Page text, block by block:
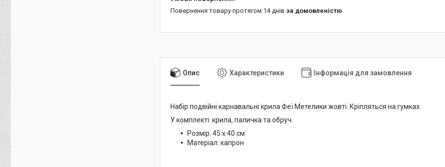
повернення товару протягом 14 днів за домовленістю
Опис Характеристики Інформація для замовлення
Набір подвійні карнавальні крила Феї Метелики жовті. Кріпляться на гумках.
У комплекті: крила, паличка та обруч.
Розмір: 45 х 40 см
Матеріал: капрон